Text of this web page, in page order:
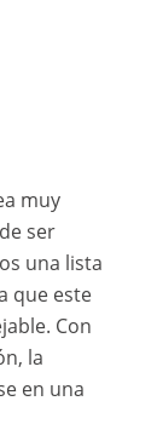
muy
ser
una lista
que este
Con
la
en una